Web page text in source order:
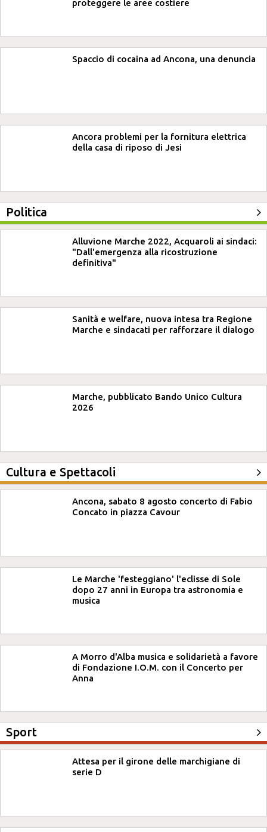
proteggere le aree costiere
Spaccio di cocaina ad Ancona, una denuncia
Ancora problemi per la fornitura elettrica
della casa di riposo di Jesi
Politica
Alluvione Marche 2022, Acquaroli ai sindaci:
"Dall'emergenza alla ricostruzione
definitiva"
Sanità e welfare, nuova intesa tra Regione
Marche e sindacati per rafforzare il dialogo
Marche, pubblicato Bando Unico Cultura
2026
Cultura e Spettacoli
Ancona, sabato 8 agosto concerto di Fabio
Concato in piazza Cavour
Le Marche 'festeggiano' l'eclisse di Sole
dopo 27 anni in Europa tra astronomia e
musica
A Morro d'Alba musica e solidarietà a favore
di Fondazione I.O.M. con il Concerto per
Anna
Sport
Attesa per il girone delle marchigiane di
serie D